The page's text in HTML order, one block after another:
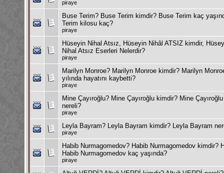
piraye
Buse Terim? Buse Terim kimdir? Buse Terim kaç
Terim kilosu kaç?
piraye
Hüseyin Nihal Atsız, Hüseyin Nihâl ATSIZ kimdir,
Nihal Atsız Eserleri Nelerdir?
piraye
Marilyn Monroe? Marilyn Monroe kimdir? Marilyn
yılında hayatını kaybetti?
piraye
Mine Çayıroğlu? Mine Çayıroğlu kimdir? Mine
nereli?
piraye
Leyla Bayram? Leyla Bayram kimdir? Leyla Bayram
piraye
Habib Nurmagomedov? Habib Nurmagomedov kimdir?
Habib Nurmagomedov kaç yaşında?
piraye